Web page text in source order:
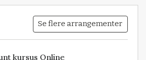
Se flere arrangementer
kursus Online